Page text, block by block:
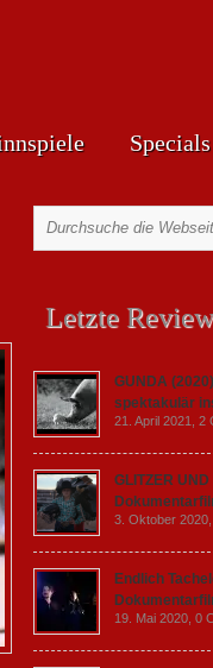
Specials
Letzte
GUNDA
spektakulär
21. April 2021, 2
GLITZER
3. Oktober 2020,
Endlich
19. Mai 2020, 0